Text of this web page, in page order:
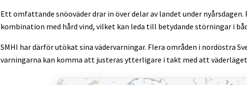
Ett omfattande snöoväder drar in över delar av landet under
kombination med hård vind, vilket kan leda till betydande störningar i
SMHI har därför utökat sina vädervarningar. Flera områden i nordöstra
varningarna kan komma att justeras ytterligare i takt med att